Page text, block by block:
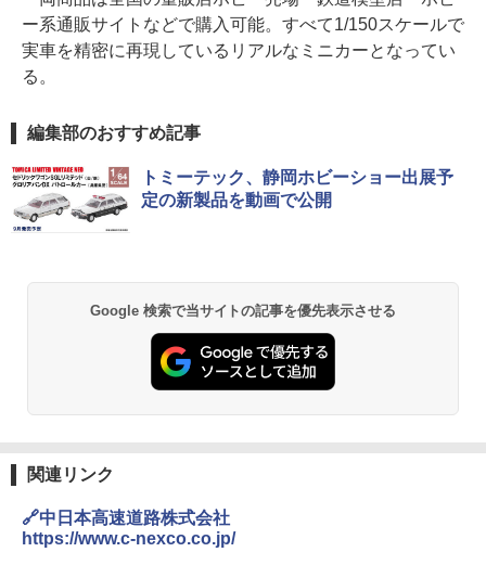
ー系通販サイトなどで購入可能。すべて1/150スケールで
実車を精密に再現しているリアルなミニカーとなってい
る。
編集部のおすすめ記事
トミーテック、静岡ホビーショー出展予
定の新製品を動画で公開
Google 検索で当サイトの記事を優先表示させる
関連リンク
🔗中日本高速道路株式会社
https://www.c-nexco.co.jp/